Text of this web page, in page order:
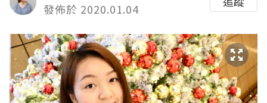
發佈於 2020.01.04